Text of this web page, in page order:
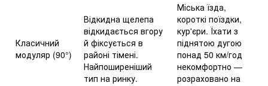
Класичний
модуляр (90°)
Відкидна щелепа
відкидається вгору
й фіксується в
районі тімені.
Найпоширеніший
тип на ринку.
Міська їзда,
короткі поїздки,
кур'єри. Їхати з
піднятою дугою
понад 50 км/год
некомфортно —
розраховано на